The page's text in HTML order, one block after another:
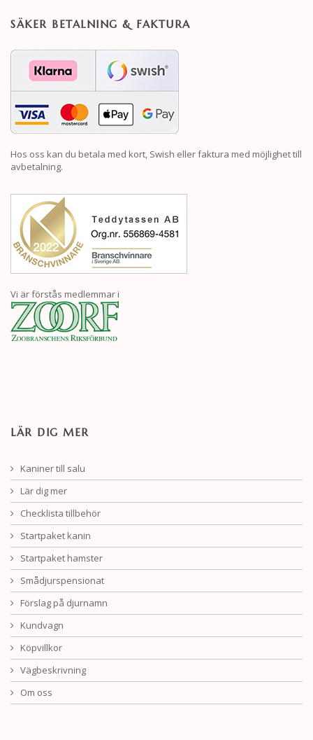
SÄKER BETALNING & FAKTURA
Hos oss kan du betala med kort, Swish eller faktura med möjlighet till
avbetalning.
Vi är förstås medlemmar i
LÄR DIG MER
Kaniner till salu
Lär dig mer
Checklista tillbehör
Startpaket kanin
Startpaket hamster
Smådjurspensionat
Förslag på djurnamn
Kundvagn
Köpvillkor
Vägbeskrivning
Om oss